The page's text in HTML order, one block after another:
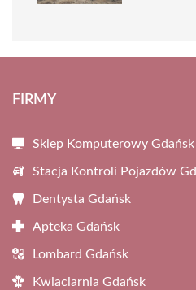
FIRMY
Sklep Komputerowy Gdańsk
Stacja Kontroli Pojazdów
Dentysta Gdańsk
Apteka Gdańsk
Lombard Gdańsk
Kwiaciarnia Gdańsk